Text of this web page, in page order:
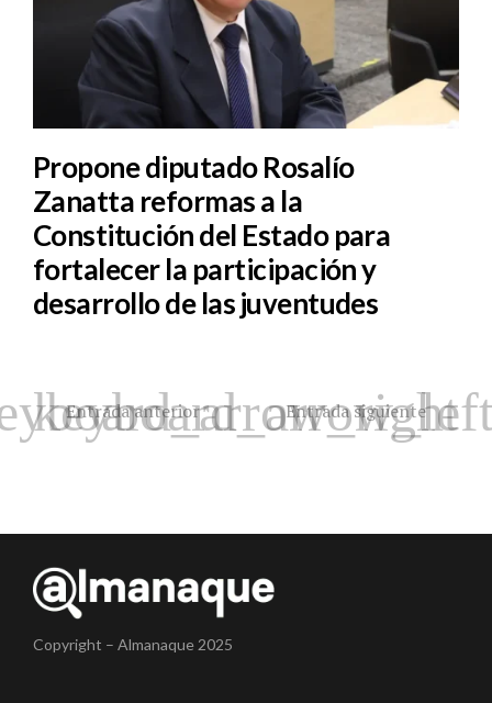
Propone diputado Rosalío
Zanatta reformas a la
Constitución del Estado para
fortalecer la participación y
desarrollo de las juventudes
Entrada anterior Entrada siguiente
Copyright – Almanaque 2025